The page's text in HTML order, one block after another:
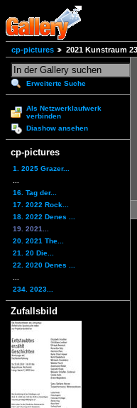
cp-pictures 2021 Kunstraum
Erweiterte Suche
Als Netzwerklaufwerk
verbinden
Diashow ansehen
cp-pictures
1. 2025 Grazer...
16. Tag der...
17. 2022 Rock...
18. 2022 Denes ...
19. 2021...
20. 2021 The...
21. 20 Die...
22. 2020 Denes ...
234. 2023...
Zufallsbild